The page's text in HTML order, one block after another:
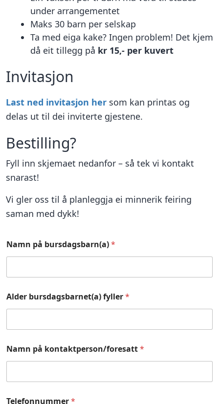
under arrangementet
Maks 30 barn per selskap
Ta med eiga kake? Ingen problem! Det kjem
då eit tillegg på kr 15,- per kuvert
Invitasjon
Last ned invitasjon her som kan printas og
delas ut til dei inviterte gjestene.
Bestilling?
Fyll inn skjemaet nedanfor – så tek vi kontakt
snarast!
Vi gler oss til å planleggja ei minnerik feiring
saman med dykk!
Namn på bursdagsbarn(a)*
Alder bursdagsbarnet(a) fyller*
Namn på kontaktperson/foresatt*
Telefonnummer*